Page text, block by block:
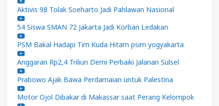
Aktivis 98 Tolak Soeharto Jadi Pahlawan Nasional
54 Siswa SMAN 72 Jakarta Jadi Korban Ledakan
PSM Bakal Hadapi Tim Kuda Hitam psim yogyakarta
Anggaran Rp2,4 Triliun Demi Perbaiki Jalanan Sulsel
Prabowo Ajak Bawa Perdamaian untuk Palestina
Motor Ojol Dibakar di Makassar saat Perang Kelompok